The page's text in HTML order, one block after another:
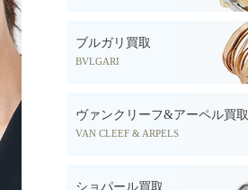
ブルガリ買取
BVLGARI
ヴァンクリーフ&アーペル買取
VAN CLEEF & ARPELS
ショパール買取